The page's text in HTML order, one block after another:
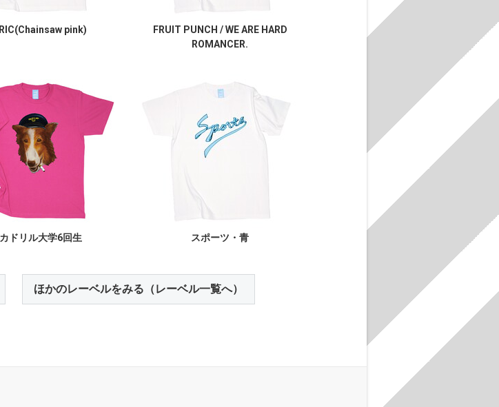
pink)
FRUIT PUNCH / WE ARE HARD
ROMANCER.
ドリル大学6回生 スポーツ・青
ほかのレーベルをみる（レーベル一覧へ）